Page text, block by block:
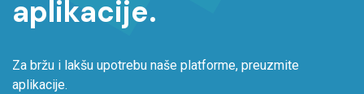
aplikacije.
Za bržu i lakšu upotrebu naše platforme, preuzmite
aplikacije.